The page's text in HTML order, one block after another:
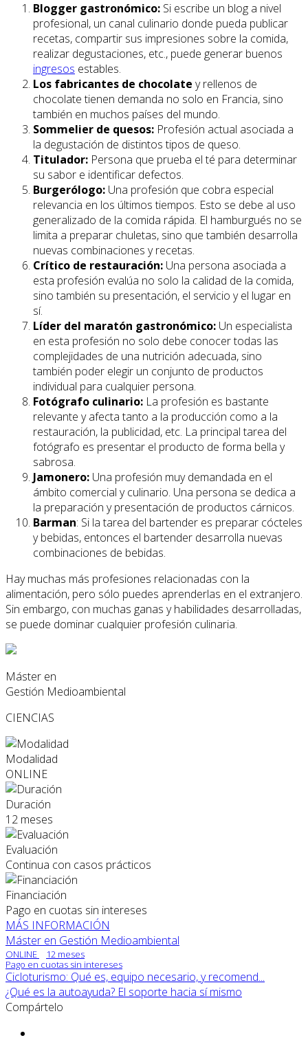
Blogger gastronómico: Si escribe un blog a nivel
profesional, un canal culinario donde pueda publicar
recetas, compartir sus impresiones sobre la comida,
realizar degustaciones, etc., puede generar buenos
ingresos estables.
Los fabricantes de chocolate y rellenos de
chocolate tienen demanda no solo en Francia, sino
también en muchos países del mundo.
Sommelier de quesos: Profesión actual asociada a
la degustación de distintos tipos de queso.
Titulador: Persona que prueba el té para determinar
su sabor e identificar defectos.
Burgerólogo: Una profesión que cobra especial
relevancia en los últimos tiempos. Esto se debe al uso
generalizado de la comida rápida. El hamburgués no se
limita a preparar chuletas, sino que también desarrolla
nuevas combinaciones y recetas.
Crítico de restauración: Una persona asociada a
esta profesión evalúa no solo la calidad de la comida,
sino también su presentación, el servicio y el lugar en
sí.
Líder del maratón gastronómico: Un especialista
en esta profesión no solo debe conocer todas las
complejidades de una nutrición adecuada, sino
también poder elegir un conjunto de productos
individual para cualquier persona.
Fotógrafo culinario: La profesión es bastante
relevante y afecta tanto a la producción como a la
restauración, la publicidad, etc. La principal tarea del
fotógrafo es presentar el producto de forma bella y
sabrosa.
Jamonero: Una profesión muy demandada en el
ámbito comercial y culinario. Una persona se dedica a
la preparación y presentación de productos cárnicos.
Barman: Si la tarea del bartender es preparar cócteles
y bebidas, entonces el bartender desarrolla nuevas
combinaciones de bebidas.
Hay muchas más profesiones relacionadas con la
alimentación, pero sólo puedes aprenderlas en el extranjero.
Sin embargo, con muchas ganas y habilidades desarrolladas,
se puede dominar cualquier profesión culinaria.
Máster en
Gestión Medioambiental
CIENCIAS
Modalidad
ONLINE
Duración
12 meses
Evaluación
Continua con casos prácticos
Financiación
Pago en cuotas sin intereses
MÁS INFORMACIÓN
Máster en Gestión Medioambiental
ONLINE
12 meses
Pago en cuotas sin intereses
Cicloturismo: Qué es, equipo necesario, y recomend...
¿Qué es la autoayuda? El soporte hacia sí mismo
Compártelo